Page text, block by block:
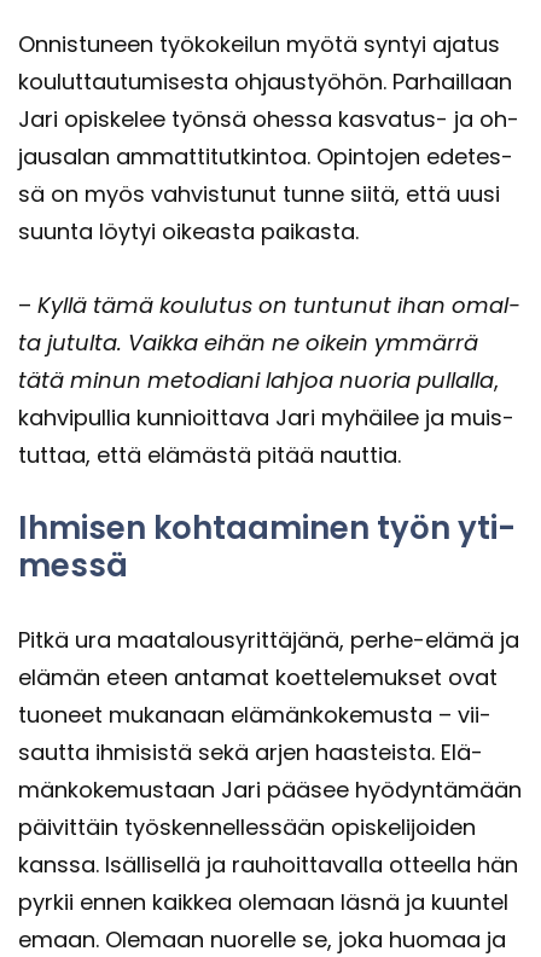
On­nis­tu­neen työ­ko­kei­lun myötä syn­tyi aja­tus
kou­lut­tau­tu­mi­ses­ta oh­jaus­työ­hön. Par­hail­laan
Jari opis­ke­lee työn­sä ohes­sa kasvatus-​ ja oh­
jausa­lan am­mat­ti­tut­kin­toa. Opin­to­jen ede­tes­
sä on myös vah­vis­tu­nut tunne siitä, että uusi
suun­ta löy­tyi oi­keas­ta pai­kas­ta.
– Kyllä tämä kou­lu­tus on tun­tu­nut ihan omal­
ta ju­tul­ta. Vaik­ka eihän ne oi­kein ym­mär­rä
tätä minun me­to­dia­ni lah­joa nuo­ria pul­lal­la,
kah­vi­pul­lia kun­nioit­ta­va Jari my­häi­lee ja muis­
tut­taa, että elä­mäs­tä pitää naut­tia.
Ih­mi­sen koh­taa­mi­nen työn yti­
mes­sä
Pitkä ura maa­ta­lous­yrit­tä­jä­nä, perhe-​elämä ja
elä­män eteen an­ta­mat koet­te­le­muk­set ovat
tuo­neet mu­ka­naan elä­män­ko­ke­mus­ta – vii­
saut­ta ih­mi­sis­tä sekä arjen haas­teis­ta. Elä­
män­ko­ke­mus­taan Jari pää­see hyö­dyn­tä­mään
päi­vit­täin työs­ken­nel­les­sään opis­ke­li­joi­den
kans­sa. Isäl­li­sel­lä ja rau­hoit­ta­val­la ot­teel­la hän
pyr­kii ennen kaik­kea ole­maan läsnä ja kuun­te­l
e­maan. Ole­maan nuo­rel­le se, joka huo­maa ja